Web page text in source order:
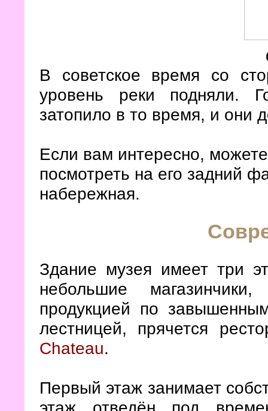
В советское время со
уровень реки подняли.
затопило в то время, и они
Если вам интересно,
посмотреть на его задний
набережная.
Здание музея имеет три
небольшие
продукцией по
лестницей, прячется
Chateau.
Первый этаж занимает